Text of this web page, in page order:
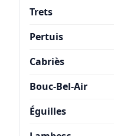
Trets
Pertuis
Cabriès
Bouc-Bel-Air
Éguilles